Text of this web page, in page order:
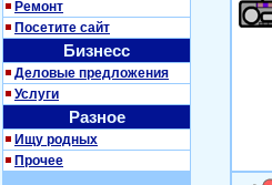
Ремонт
Посетите сайт
Бизнесс
Деловые предложения
Услуги
Разное
Ищу родных
Прочее